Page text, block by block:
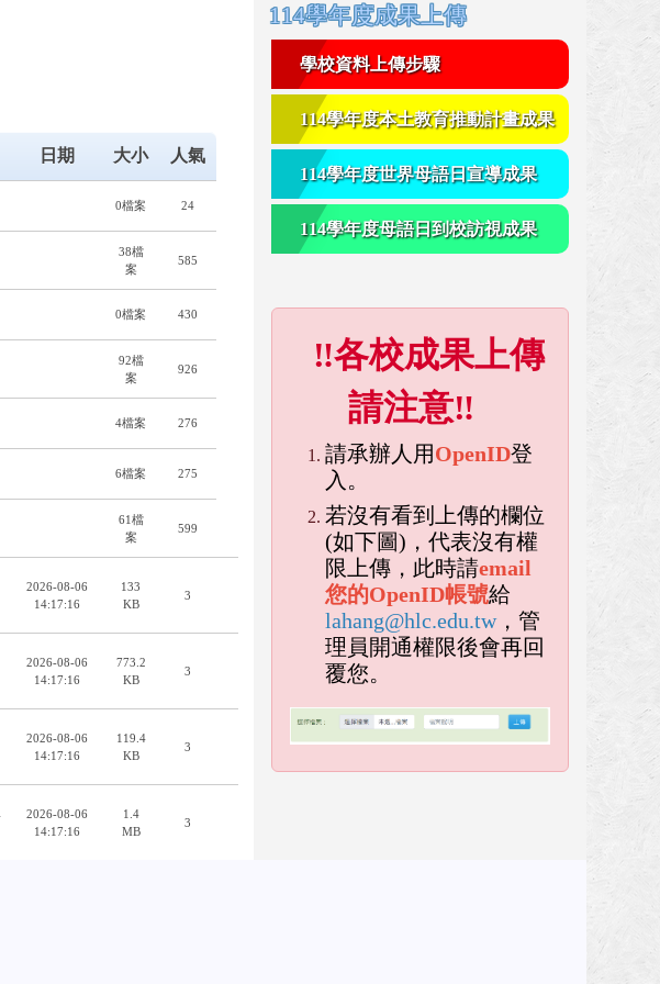
日期 大小 人氣
0檔案 24
38檔
案
585
0檔案 430
92檔
案
926
4檔案 276
6檔案 275
61檔
案
599
2026-08-06
14:17:16
133
KB
3
2026-08-06
14:17:16
773.2
KB
3
2026-08-06
14:17:16
119.4
KB
3
2026-08-06
14:17:16
1.4
MB
3
右邊區域內容
114學年度成果上傳
學校資料上傳步驟
114學年度本土教育推動計畫成果
114學年度世界母語日宣導成果
114學年度母語日到校訪視成果
‼各校成果上傳
請注意‼
請承辦人用OpenID登
入。
若沒有看到上傳的欄位
(如下圖)，代表沒有權
限上傳，此時請email
您的OpenID帳號給
lahang@hlc.edu.tw，管
理員開通權限後會再回
覆您。
empty
empty head